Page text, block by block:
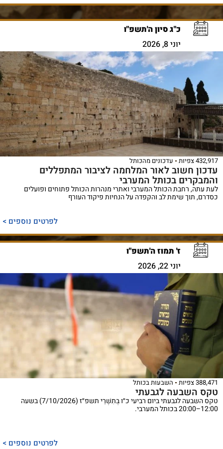
כ"ג סיון ה'תשפ"ו
יוני 8, 2026
432,917 צפיות עדכונים מהכותל
עדכון חשוב לאור המלחמה לציבור המתפללים
והמבקרים בכותל המערבי
לעת עתה, רחבת הכותל המערבי ואתרי מנהרות הכותל פתוחים ופועלים
כסדרם, תוך שימת לב והקפדה על הנחיות פיקוד העורף
לפרטים נוספים >
ז' תמוז ה'תשפ"ו
יוני 22, 2026
388,471 צפיות השבעות בכותל
טקס השבעה לגבעתי
טקס השבעה לגבעתי ביום רביעי כ״ו בְּתִשְׁרֵי תשפ״ז (7/10/2026) בשעה
12:00–20:00 בכותל המערבי.
לפרטים נוספים >